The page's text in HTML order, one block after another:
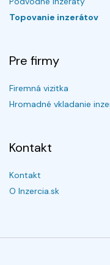
Topovanie inzerátov
Pre firmy
Firemná vizitka
Hromadné vkladanie
Kontakt
Kontakt
O Inzercia.sk